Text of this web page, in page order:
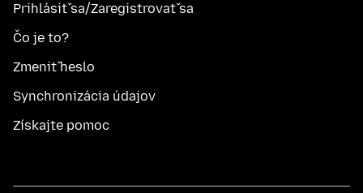
Prihlásiť sa/Zaregistrovať sa
Čo je to?
Zmeniť heslo
Synchronizácia údajov
Získajte pomoc